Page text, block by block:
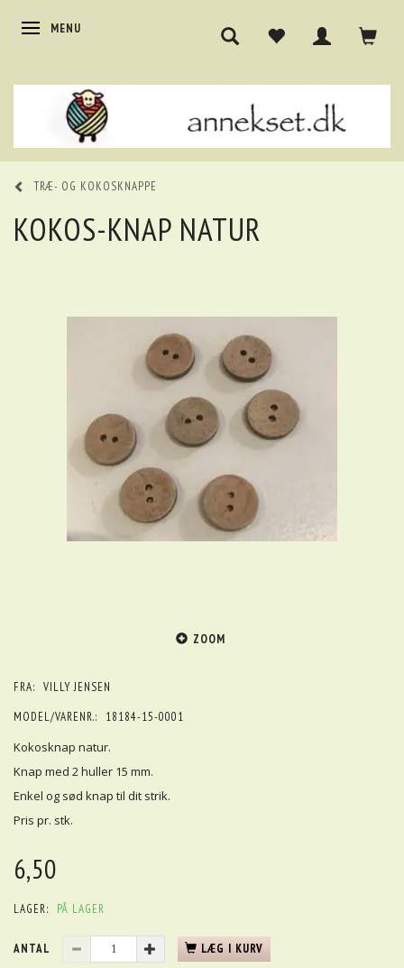
SKIFTE NAVIGATION
MENU
TRÆ- OG KOKOSKNAPPE
KOKOS-KNAP NATUR
ZOOM
FRA: VILLY JENSEN
MODEL/VARENR.:
18184-15-0001
Kokosknap natur.
Knap med 2 huller 15 mm.
Enkel og sød knap til dit strik.
Pris pr. stk.
6,50
LAGER: PÅ LAGER
ANTAL LÆG I KURV